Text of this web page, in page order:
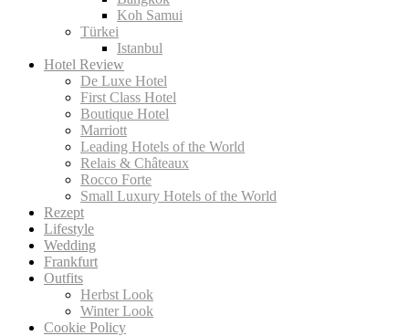
Koh Samui
Türkei
Istanbul
Hotel Review
De Luxe Hotel
First Class Hotel
Boutique Hotel
Marriott
Leading Hotels of the World
Relais & Châteaux
Rocco Forte
Small Luxury Hotels of the World
Rezept
Lifestyle
Wedding
Frankfurt
Outfits
Herbst Look
Winter Look
Cookie Policy